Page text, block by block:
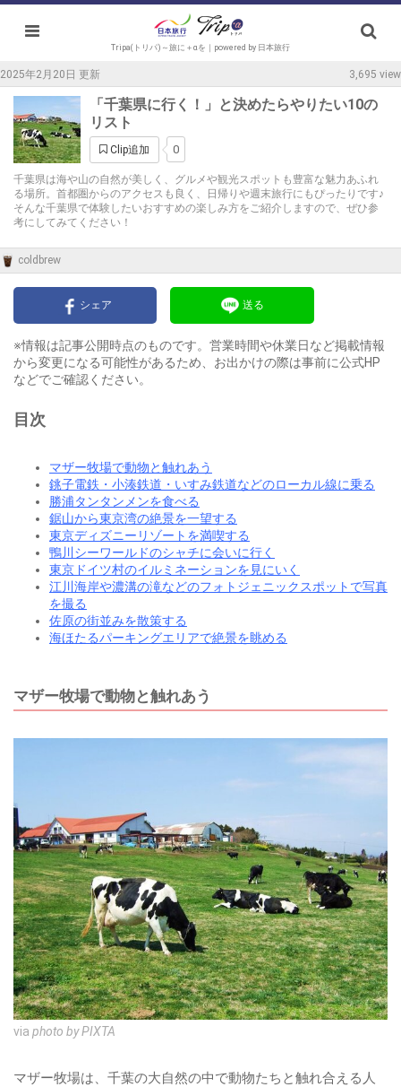
Tripa(トリパ)～旅に＋αを｜powered by 日本旅行
2025年2月20日 更新 3,695 view
「千葉県に行く！」と決めたらやりたい10の
リスト
Clip追加 0
千葉県は海や山の自然が美しく、グルメや観光スポットも豊富な魅力あふれ
る場所。首都圏からのアクセスも良く、日帰りや週末旅行にもぴったりです♪
そんな千葉県で体験したいおすすめの楽しみ方をご紹介しますので、ぜひ参
考にしてみてください！
coldbrew
シェア 送る
※情報は記事公開時点のものです。営業時間や休業日など掲載情報
から変更になる可能性があるため、お出かけの際は事前に公式HP
などでご確認ください。
目次
マザー牧場で動物と触れあう
銚子電鉄・小湊鉄道・いすみ鉄道などのローカル線に乗る
勝浦タンタンメンを食べる
鋸山から東京湾の絶景を一望する
東京ディズニーリゾートを満喫する
鴨川シーワールドのシャチに会いに行く
東京ドイツ村のイルミネーションを見にいく
江川海岸や濃溝の滝などのフォトジェニックスポットで写真
を撮る
佐原の街並みを散策する
海ほたるパーキングエリアで絶景を眺める
マザー牧場で動物と触れあう
via photo by PIXTA
マザー牧場は、千葉の大自然の中で動物たちと触れ合える人